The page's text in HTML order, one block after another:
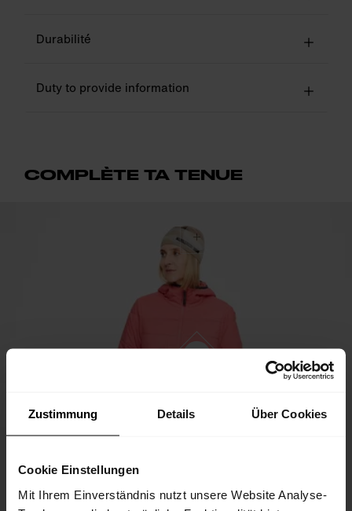
Zustimmung Details Über Cookies
Cookie Einstellungen
Mit Ihrem Einverständnis nutzt unsere Website Analyse-
Durabilité
Duty to provide information
COMPLÈTE TA TENUE